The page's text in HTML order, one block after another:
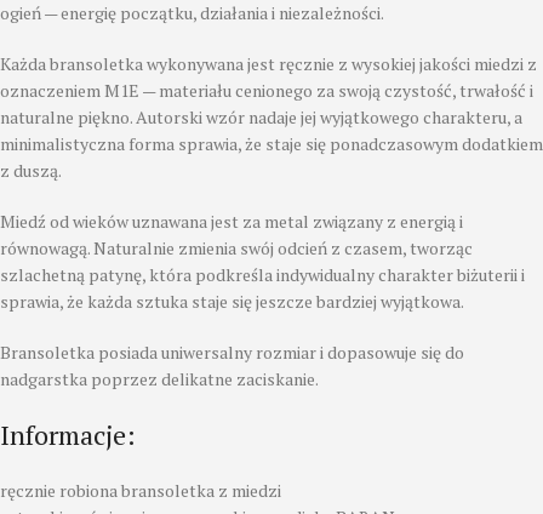
ogień — energię początku, działania i niezależności.
Każda bransoletka wykonywana jest ręcznie z wysokiej jakości miedzi z
oznaczeniem M1E — materiału cenionego za swoją czystość, trwałość i
naturalne piękno. Autorski wzór nadaje jej wyjątkowego charakteru, a
minimalistyczna forma sprawia, że staje się ponadczasowym dodatkiem
z duszą.
Miedź od wieków uznawana jest za metal związany z energią i
równowagą. Naturalnie zmienia swój odcień z czasem, tworząc
szlachetną patynę, która podkreśla indywidualny charakter biżuterii i
sprawia, że każda sztuka staje się jeszcze bardziej wyjątkowa.
Bransoletka posiada uniwersalny rozmiar i dopasowuje się do
nadgarstka poprzez delikatne zaciskanie.
Informacje:
ręcznie robiona bransoletka z miedzi